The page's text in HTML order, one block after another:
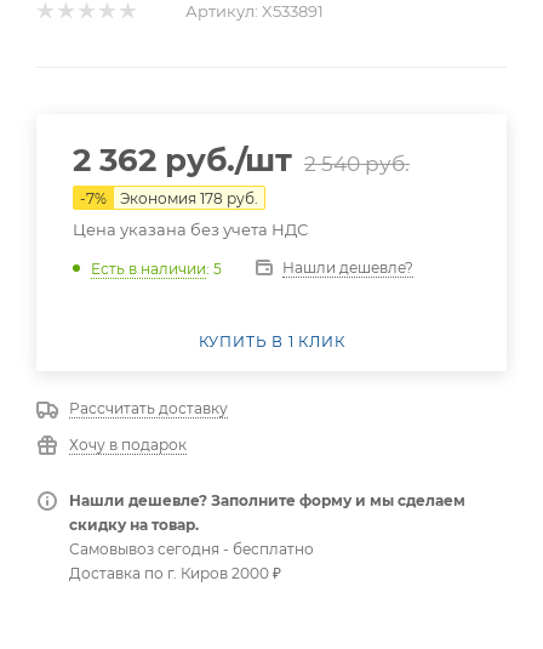
Артикул: X533891
2 362 руб./шт 2 540руб.
-7% Экономия 178 руб.
Цена указана без учета НДС
Есть в наличии: 5 Нашли дешевле?
КУПИТЬ В 1 КЛИК
Рассчитать доставку
Хочу в подарок
Нашли дешевле? Заполните форму и мы сделаем
скидку на товар.
Самовывоз сегодня - бесплатно
Доставка по г. Киров 2000 ₽